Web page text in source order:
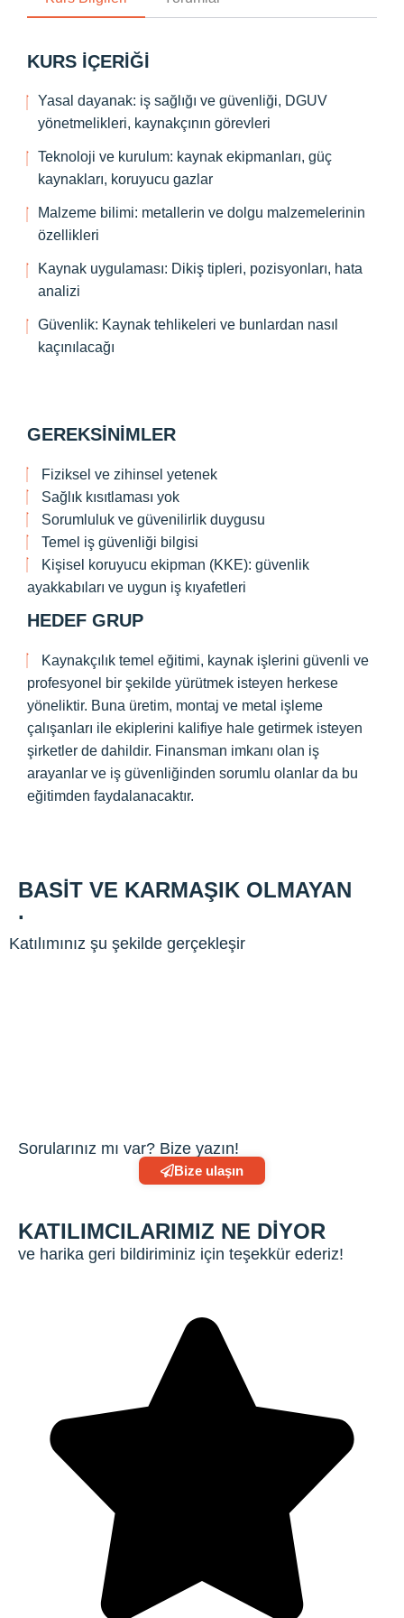
KURS IÇERIĞI
Yasal dayanak: iş sağlığı ve güvenliği, DGUV
yönetmelikleri, kaynakçının görevleri
Teknoloji ve kurulum: kaynak ekipmanları, güç
kaynakları, koruyucu gazlar
Malzeme bilimi: metallerin ve dolgu malzemelerinin
özellikleri
Kaynak uygulaması: Dikiş tipleri, pozisyonları, hata
analizi
Güvenlik: Kaynak tehlikeleri ve bunlardan nasıl
kaçınılacağı
GEREKSINIMLER
Fiziksel ve zihinsel yetenek
Sağlık kısıtlaması yok
Sorumluluk ve güvenilirlik duygusu
Temel iş güvenliği bilgisi
Kişisel koruyucu ekipman (KKE): güvenlik
ayakkabıları ve uygun iş kıyafetleri
HEDEF GRUP
Kaynakçılık temel eğitimi, kaynak işlerini güvenli ve
profesyonel bir şekilde yürütmek isteyen herkese
yöneliktir. Buna üretim, montaj ve metal işleme
çalışanları ile ekiplerini kalifiye hale getirmek isteyen
şirketler de dahildir. Finansman imkanı olan iş
arayanlar ve iş güvenliğinden sorumlu olanlar da bu
eğitimden faydalanacaktır.
BASIT VE KARMAŞIK OLMAYAN
.
Katılımınız şu şekilde gerçekleşir
Sorularınız mı var? Bize yazın!
Bize ulaşın
KATILIMCILARIMIZ NE DIYOR
ve harika geri bildiriminiz için teşekkür ederiz!